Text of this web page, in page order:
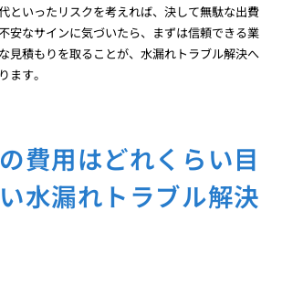
といったリスクを考えれば、決して無駄な出費
安なサインに気づいたら、まずは信頼できる業
見積もりを取ることが、水漏れトラブル解決へ
ます。
費用はどれくらい目
水漏れトラブル解決